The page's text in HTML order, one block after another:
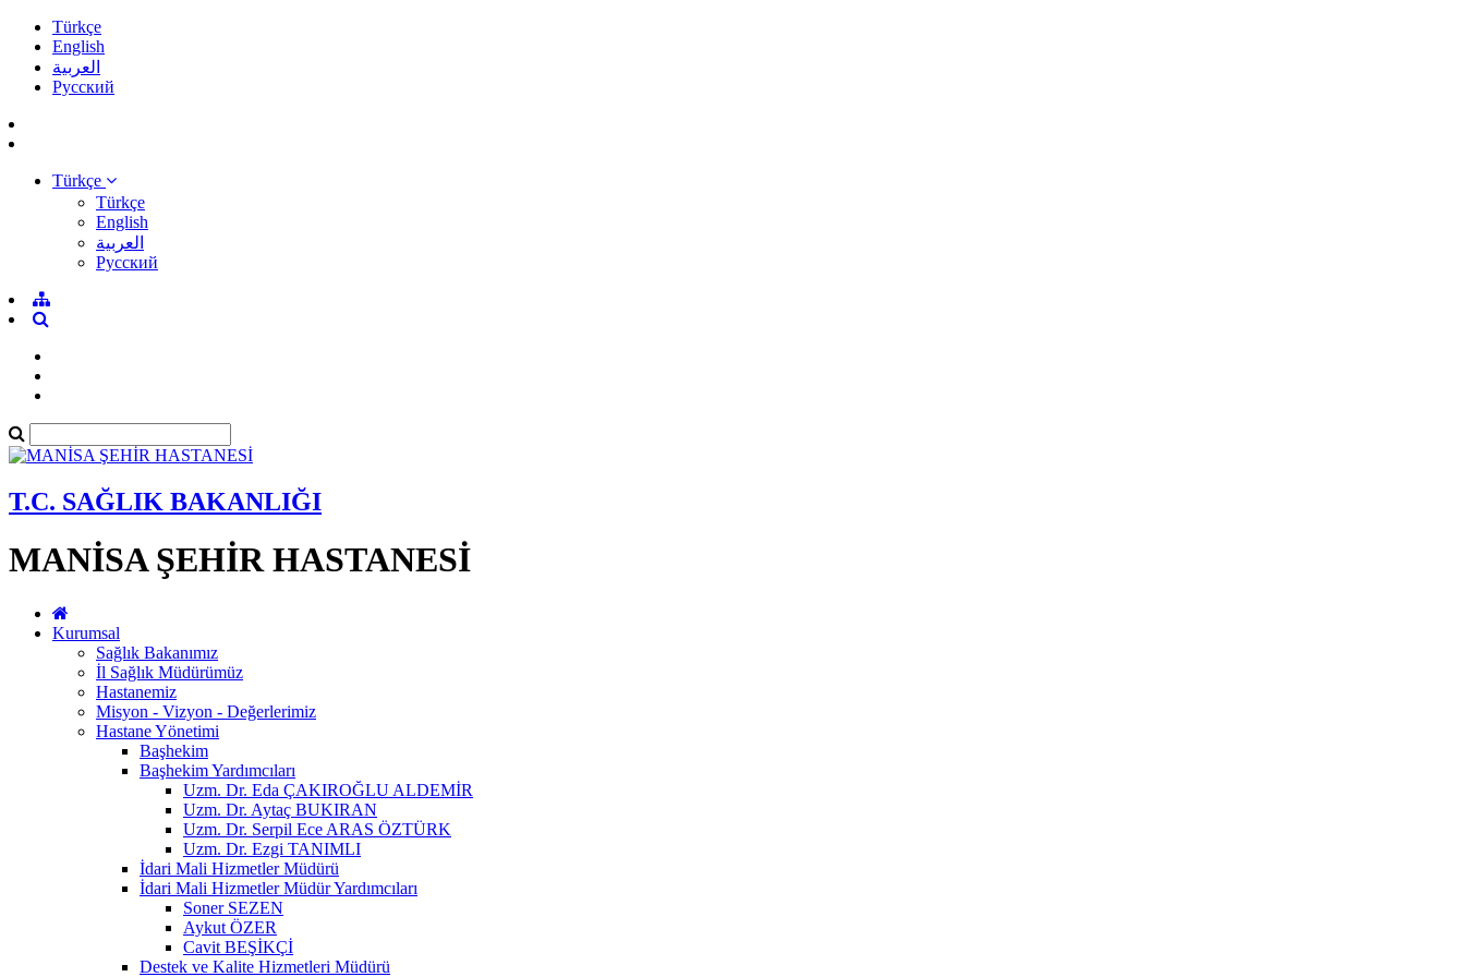
Türkçe
English
العربية
Pусский
Türkçe
Türkçe
English
العربية
Pусский
T.C. SAĞLIK BAKANLIĞI
MANİSA ŞEHİR HASTANESİ
Kurumsal
Sağlık Bakanımız
İl Sağlık Müdürümüz
Hastanemiz
Misyon - Vizyon - Değerlerimiz
Hastane Yönetimi
Başhekim
Başhekim Yardımcıları
Uzm. Dr. Eda ÇAKIROĞLU ALDEMİR
Uzm. Dr. Aytaç BUKIRAN
Uzm. Dr. Serpil Ece ARAS ÖZTÜRK
Uzm. Dr. Ezgi TANIMLI
İdari Mali Hizmetler Müdürü
İdari Mali Hizmetler Müdür Yardımcıları
Soner SEZEN
Aykut ÖZER
Cavit BEŞİKÇİ
Destek ve Kalite Hizmetleri Müdürü